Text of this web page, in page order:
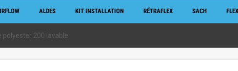
ALDES KIT INSTALLATION RÉTRAFLEX SACH
polyester 200 lavable